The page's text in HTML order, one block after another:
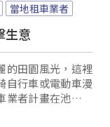
當地租車業者
生意
的田園風光，這裡
自行車或電動車漫
者計畫在池上設
息一出，引發當